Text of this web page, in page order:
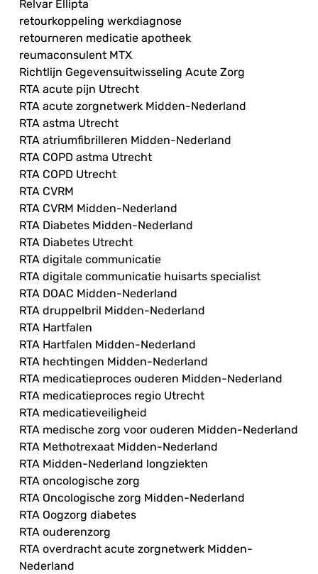
Relvar Ellipta
retourkoppeling werkdiagnose
retourneren medicatie apotheek
reumaconsulent MTX
Richtlijn Gegevensuitwisseling Acute Zorg
RTA acute pijn Utrecht
RTA acute zorgnetwerk Midden-Nederland
RTA astma Utrecht
RTA atriumfibrilleren Midden-Nederland
RTA COPD astma Utrecht
RTA COPD Utrecht
RTA CVRM
RTA CVRM Midden-Nederland
RTA Diabetes Midden-Nederland
RTA Diabetes Utrecht
RTA digitale communicatie
RTA digitale communicatie huisarts specialist
RTA DOAC Midden-Nederland
RTA druppelbril Midden-Nederland
RTA Hartfalen
RTA Hartfalen Midden-Nederland
RTA hechtingen Midden-Nederland
RTA medicatieproces ouderen Midden-Nederland
RTA medicatieproces regio Utrecht
RTA medicatieveiligheid
RTA medische zorg voor ouderen Midden-Nederland
RTA Methotrexaat Midden-Nederland
RTA Midden-Nederland longziekten
RTA oncologische zorg
RTA Oncologische zorg Midden-Nederland
RTA Oogzorg diabetes
RTA ouderenzorg
RTA overdracht acute zorgnetwerk Midden-
Nederland